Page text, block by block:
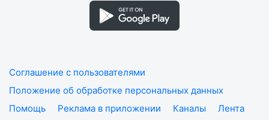
Соглашение с пользователями
Положение об обработке персональных данных
Помощь
Реклама в приложении Каналы
Лента